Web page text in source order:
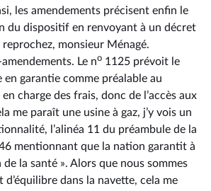
les amendements précisent enfin le
du dispositif en renvoyant à un décret
monsieur Ménagé.
Le no 1125 prévoit le
en garantie comme préalable au
charge des frais, donc de l’accès aux
me paraît une usine à gaz, j’y vois un
l’alinéa 11 du préambule de la
mentionnant que la nation garantit à
la santé ». Alors que nous sommes
d’équilibre dans la navette, cela me